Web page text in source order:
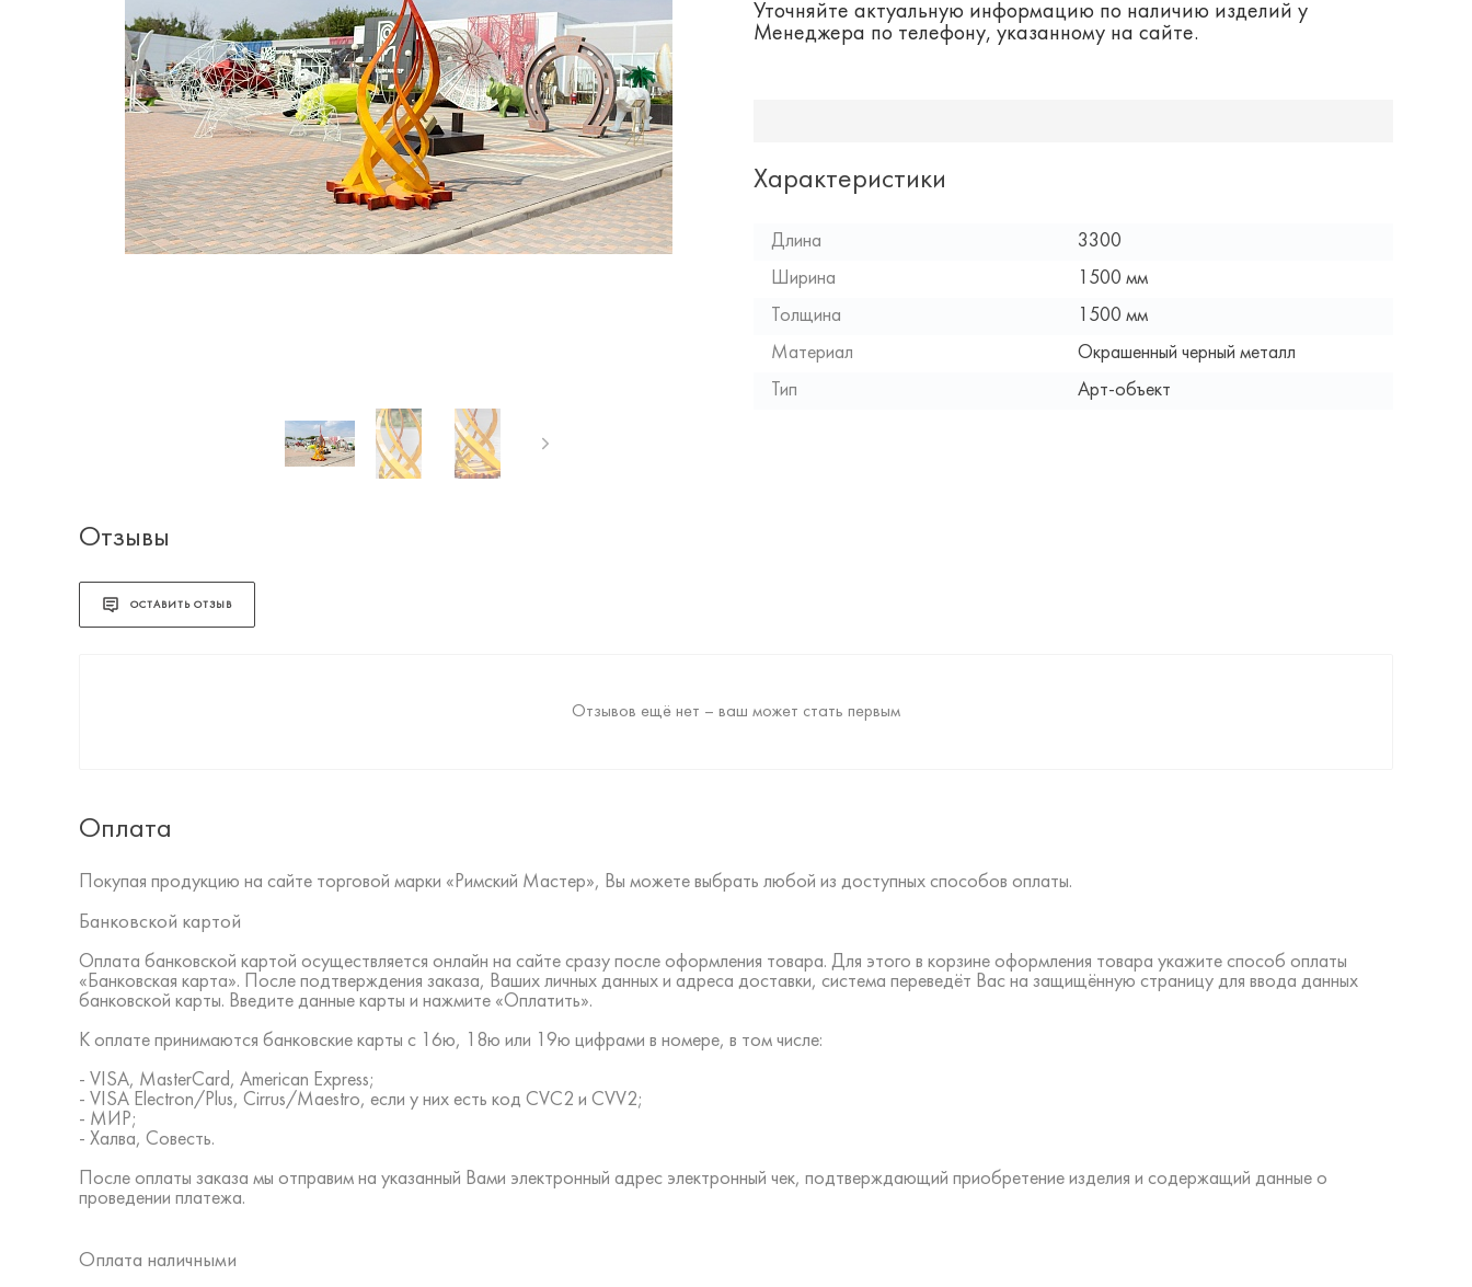
Уточняйте актуальную информацию по наличию изделий у
Менеджера по телефону, указанному на сайте.
Характеристики
Длина
3300
Ширина
1500 мм
Толщина
1500 мм
Материал
Окрашенный черный металл
Тип
Арт-объект
Отзывы
ОСТАВИТЬ ОТЗЫВ
Отзывов ещё нет – ваш может стать первым
Оплата
Покупая продукцию на сайте торговой марки «Римский Мастер», Вы можете выбрать любой из доступных способов оплаты.
Банковской картой
Оплата банковской картой осуществляется онлайн на сайте сразу после оформления товара. Для этого в корзине оформления товара укажите способ оплаты
«Банковская карта». После подтверждения заказа, Ваших личных данных и адреса доставки, система переведёт Вас на защищённую страницу для ввода данных
банковской карты. Введите данные карты и нажмите «Оплатить».
К оплате принимаются банковские карты с 16ю, 18ю или 19ю цифрами в номере, в том числе:
- VISA, MasterCard, American Express;
- VISA Electron/Plus, Cirrus/Maestro, если у них есть код CVC2 и CVV2;
- МИР;
- Халва, Совесть.
После оплаты заказа мы отправим на указанный Вами электронный адрес электронный чек, подтверждающий приобретение изделия и содержащий данные о
проведении платежа.
Оплата наличными